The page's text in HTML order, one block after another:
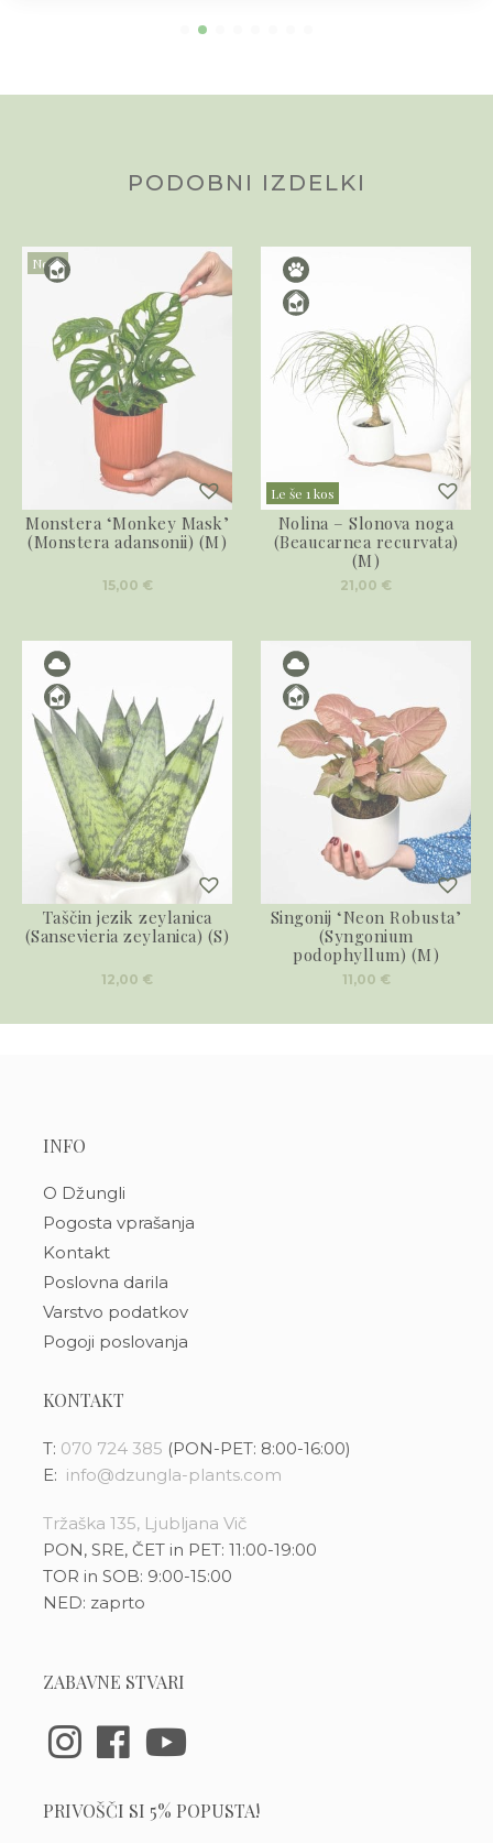
PODOBNI IZDELKI
Novo
Monstera ‘Monkey Mask’
(Monstera adansonii) (M)
15,00 €
Le še 1 kos
Nolina – Slonova noga
(Beaucarnea recurvata)
(M)
21,00 €
Taščin jezik zeylanica
(Sansevieria zeylanica) (S)
12,00 €
Singonij ‘Neon Robusta’
(Syngonium
podophyllum) (M)
11,00 €
INFO
O Džungli
Pogosta vprašanja
Kontakt
Poslovna darila
Varstvo podatkov
Pogoji poslovanja
KONTAKT
T: 070 724 385 (PON-PET: 8:00-16:00)
E: info@dzungla-plants.com
Tržaška 135, Ljubljana Vič
PON, SRE, ČET in PET: 11:00-19:00
TOR in SOB: 9:00-15:00
NED: zaprto
ZABAVNE STVARI
PRIVOŠČI SI 5% POPUSTA!